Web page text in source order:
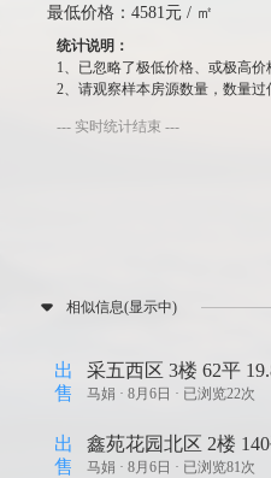
最低价格：4581元 / ㎡
统计说明：
1、已忽略了极低价格、或极高
2、请观察样本房源数量，数量过
--- 实时统计结束 ---
相似信息(显示中)
出
售
采五西区 3楼 62平
马娟 ·8月6日 · 已浏览22次
出
售
鑫苑花园北区 2楼
马娟 ·8月6日 · 已浏览81次